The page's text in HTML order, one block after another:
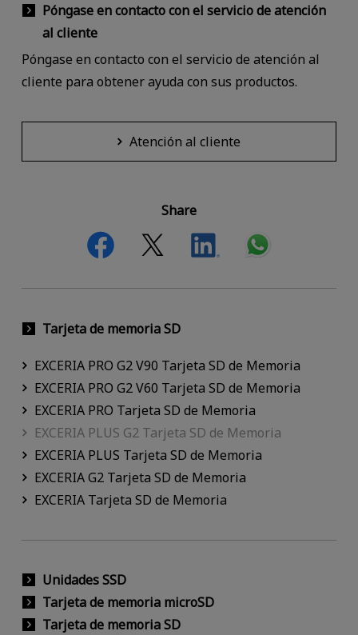
Póngase en contacto con el servicio de atención
al cliente
Póngase en contacto con el servicio de atención al
cliente para obtener ayuda con sus productos.
Atención al cliente
Share
Tarjeta de memoria SD
EXCERIA PRO G2 V90 Tarjeta SD de Memoria
EXCERIA PRO G2 V60 Tarjeta SD de Memoria
EXCERIA PRO Tarjeta SD de Memoria
EXCERIA PLUS G2 Tarjeta SD de Memoria
EXCERIA PLUS Tarjeta SD de Memoria
EXCERIA G2 Tarjeta SD de Memoria
EXCERIA Tarjeta SD de Memoria
Unidades SSD
Tarjeta de memoria microSD
Tarjeta de memoria SD